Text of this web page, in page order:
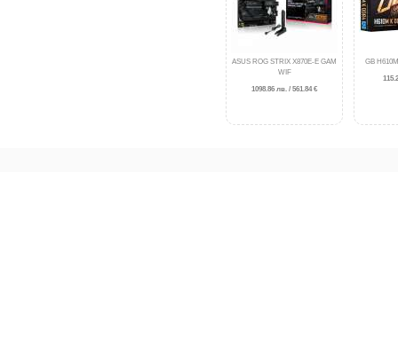
ASUS ROG STRIX X870E-E GAM
WIF
1098.86 лв. / 561.84 €
GB